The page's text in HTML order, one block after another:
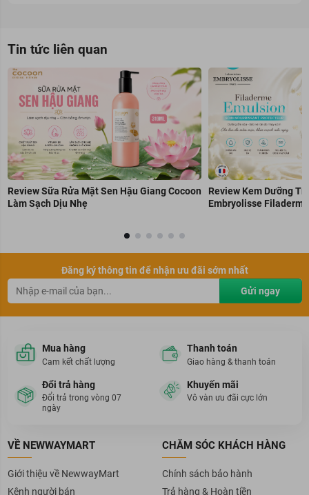
Tin tức liên quan
Review Sữa Rửa Mặt Sen Hậu Giang Cocoon
Làm Sạch Dịu Nhẹ
Review Kem Dưỡng
Embryolisse Filaderme
Đăng ký thông tin để nhận ưu đãi sớm nhất
Gửi ngay
Mua hàng
Cam kết chất lượng
Thanh toán
Giao hàng & thanh toán
Đổi trả hàng
Đổi trả trong vòng 07
ngày
Khuyến mãi
Vô vàn ưu đãi cực lớn
VỀ NEWWAYMART
Giới thiệu về NewwayMart
Kênh người bán
CHĂM SÓC KHÁCH HÀNG
Chính sách bảo hành
Trả hàng & Hoàn tiền